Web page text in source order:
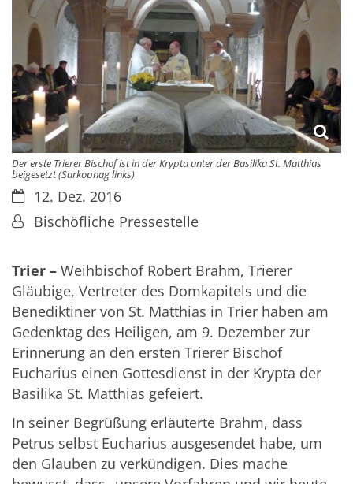
Der erste Trierer Bischof ist in der Krypta unter der Basilika St. Matthias
beigesetzt (Sarkophag links)
Datum:12. Dez. 2016
Von:Bischöfliche Pressestelle
Trier – Weihbischof Robert Brahm, Trierer
Gläubige, Vertreter des Domkapitels und die
Benediktiner von St. Matthias in Trier haben am
Gedenktag des Heiligen, am 9. Dezember zur
Erinnerung an den ersten Trierer Bischof
Eucharius einen Gottesdienst in der Krypta der
Basilika St. Matthias gefeiert.
In seiner Begrüßung erläuterte Brahm, dass
Petrus selbst Eucharius ausgesendet habe, um
den Glauben zu verkündigen. Dies mache